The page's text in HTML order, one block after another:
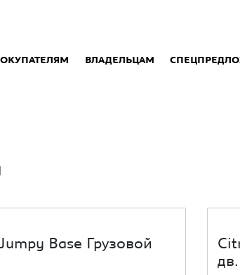
ВЛАДЕЛЬЦАМ
Base Грузовой
дв.